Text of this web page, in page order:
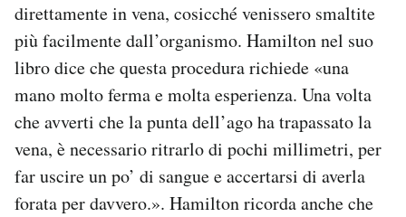
direttamente in vena, cosicché venissero smaltite
più facilmente dall’organismo. Hamilton nel suo
libro dice che questa procedura richiede «una
mano molto ferma e molta esperienza. Una volta
che avverti che la punta dell’ago ha trapassato la
vena, è necessario ritrarlo di pochi millimetri, per
far uscire un po’ di sangue e accertarsi di averla
forata per davvero.». Hamilton ricorda anche che